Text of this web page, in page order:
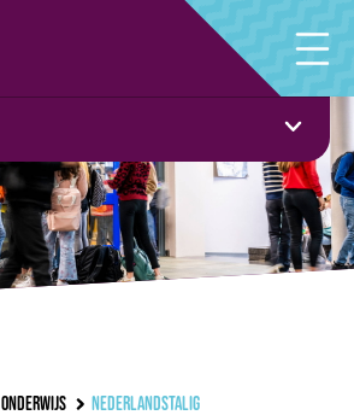
Onderwijs Nederlandstalig